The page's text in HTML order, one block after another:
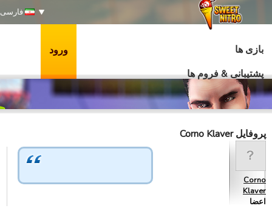
فارسی
بازی ها
پشتیبانی & فروم ها
ورود
پروفایل Corno Klaver
Corno
Klaver
اعضا